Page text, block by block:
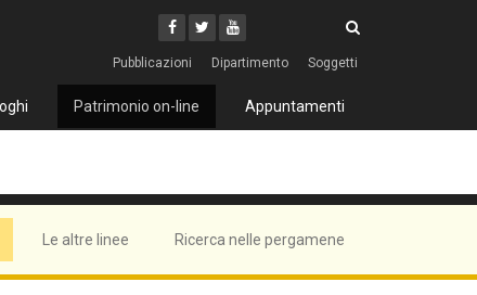
Facebook
Twitter
Youtube
Pubblicazioni Dipartimento Soggetti
Patrimonio on-line Appuntamenti
Le altre linee Ricerca nelle pergamene